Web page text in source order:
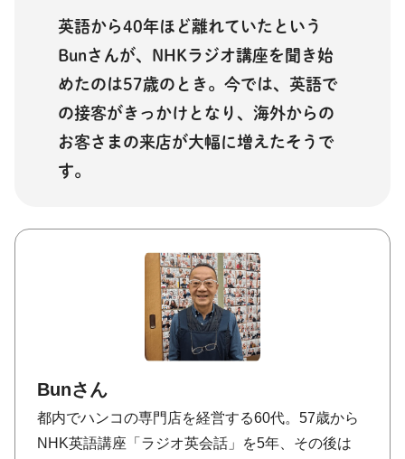
英語から40年ほど離れていたという
Bunさんが、NHKラジオ講座を聞き始
めたのは57歳のとき。今では、英語で
の接客がきっかけとなり、海外からの
お客さまの来店が大幅に増えたそうで
す。
Bunさん
都内でハンコの専門店を経営する60代。57歳から
NHK英語講座「ラジオ英会話」を5年、その後は